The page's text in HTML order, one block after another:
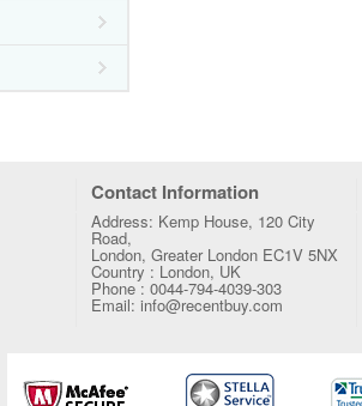
Contact Information
Address: Kemp House, 120 City
Road,
London, Greater London EC1V 5NX
Country : London, UK
Phone : 0044-794-4039-303
Email: info@recentbuy.com